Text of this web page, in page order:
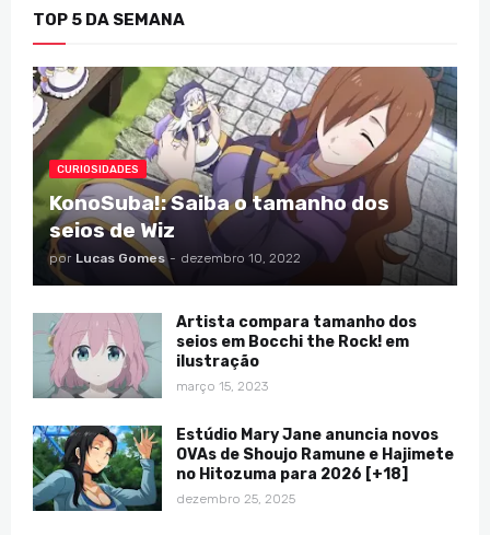
TOP 5 DA SEMANA
CURIOSIDADES
KonoSuba!: Saiba o tamanho dos
seios de Wiz
por Lucas Gomes - dezembro 10, 2022
Artista compara tamanho dos
seios em Bocchi the Rock! em
ilustração
março 15, 2023
Estúdio Mary Jane anuncia novos
OVAs de Shoujo Ramune e Hajimete
no Hitozuma para 2026 [+18]
dezembro 25, 2025